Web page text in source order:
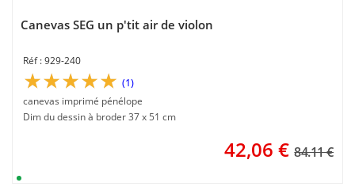
Canevas SEG un p'tit air de violon
929-240
(1)
canevas imprimé pénélope
Dim du dessin à broder 37 x 51 cm
42,06 € 84.11 €